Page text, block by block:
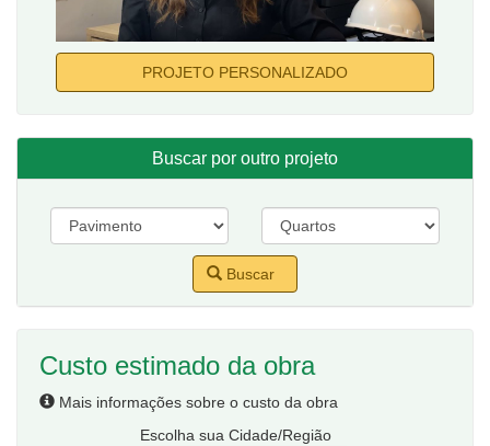
PROJETO PERSONALIZADO
Buscar por outro projeto
Buscar
Custo estimado da obra
Mais informações sobre o custo da obra
Escolha sua Cidade/Região